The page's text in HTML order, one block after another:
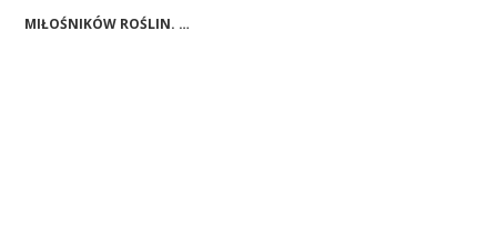
MIŁOŚNIKÓW ROŚLIN. …